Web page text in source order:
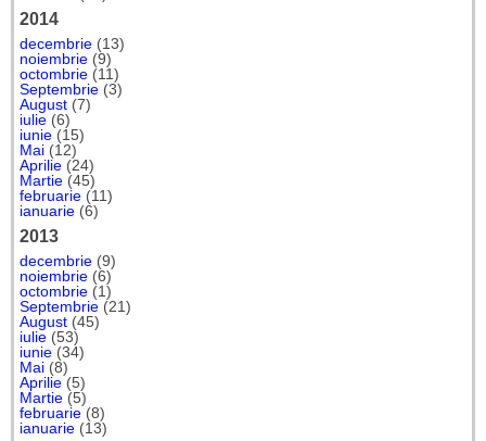
2014
decembrie (13)
noiembrie (9)
octombrie (11)
Septembrie (3)
August (7)
iulie (6)
iunie (15)
Mai (12)
Aprilie (24)
Martie (45)
februarie (11)
ianuarie (6)
2013
decembrie (9)
noiembrie (6)
octombrie (1)
Septembrie (21)
August (45)
iulie (53)
iunie (34)
Mai (8)
Aprilie (5)
Martie (5)
februarie (8)
ianuarie (13)